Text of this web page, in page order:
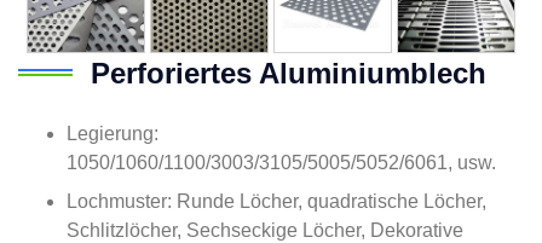
Perforiertes Aluminiumblech
Legierung:
1050/1060/1100/3003/3105/5005/5052/6061, usw.
Lochmuster: Runde Löcher, quadratische Löcher,
Schlitzlöcher, Sechseckige Löcher, Dekorative